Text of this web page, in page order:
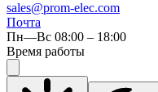
sales@prom-elec.com
Почта
Пн—Вс 08:00 – 18:00
Время работы